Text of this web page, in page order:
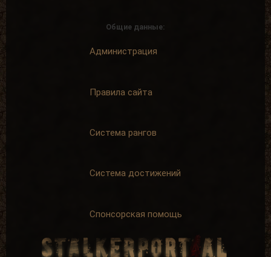
Общие данные:
Администрация
Правила сайта
Система рангов
Система достижений
Спонсорская помощь